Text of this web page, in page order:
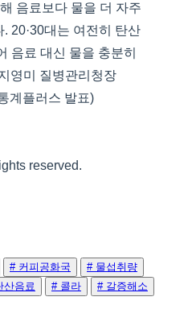
음료보다 물을 더 자주
20·30대는 여전히 탄산
음료 대신 물을 충분히
영미 질병관리청장
계플러스 발표)
reserved.
# 커피공화국
# 물섭취량
산음료 # 콜라 # 갈증해소